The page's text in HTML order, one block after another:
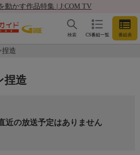
動かす作品特集 | J:COM TV
CS番組一覧 番組表
検索
捏造
捏造
近の放送予定はありません